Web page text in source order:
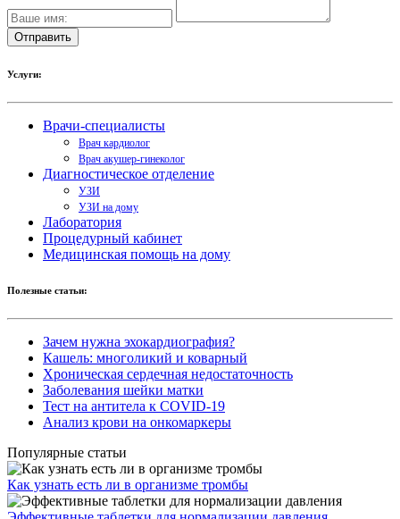
Услуги:
Врачи-специалисты
Врач кардиолог
Врач акушер-гинеколог
Диагностическое отделение
УЗИ
УЗИ на дому
Лаборатория
Процедурный кабинет
Медицинская помощь на дому
Полезные статьи:
Зачем нужна эхокардиография?
Кашель: многоликий и коварный
Хроническая сердечная недостаточность
Заболевания шейки матки
Тест на антитела к COVID-19
Анализ крови на онкомаркеры
Популярные статьи
Как узнать есть ли в организме тромбы